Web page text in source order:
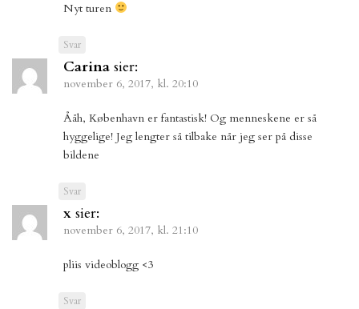
Nyt turen
Svar
Carina sier:
november 6, 2017, kl. 20:10
Ååh, København er fantastisk! Og menneskene er så
hyggelige! Jeg lengter så tilbake når jeg ser på disse
bildene
Svar
x sier:
november 6, 2017, kl. 21:10
pliis videoblogg <3
Svar